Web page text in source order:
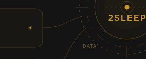
2SLEEP
DATA